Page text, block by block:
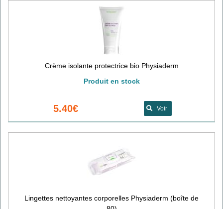
Crème isolante protectrice bio Physiaderm
Produit en stock
5.40€ Voir
Lingettes nettoyantes corporelles Physiaderm (boîte de